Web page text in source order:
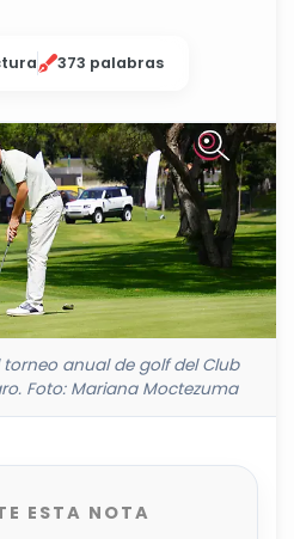
373 palabras
anual de golf del Club
Foto: Mariana Moctezuma
ESTA NOTA